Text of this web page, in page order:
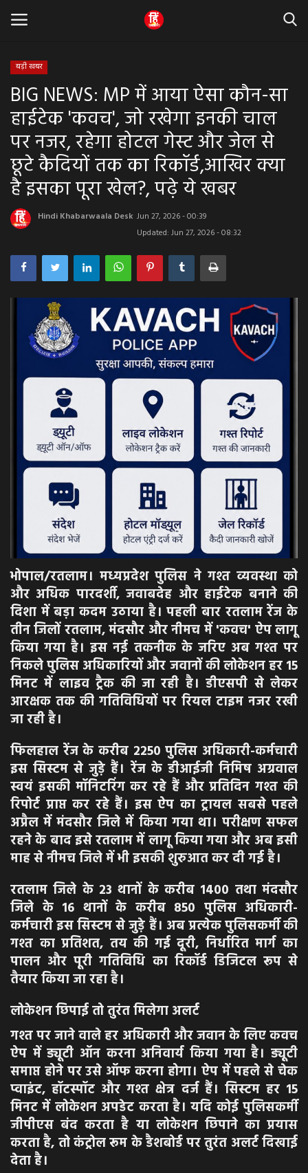
Home
धर्म & ज्योतिष
बड़ी खबर
मध्यप्रदेश
राजस्थान
व्यापार व्यवसाय
राजनीती
अपराध
मनोरंजन
एजुकेशन & करियर
हेल्थ & लाइफ स्टाइल
Gallery
बड़ी खबर
BIG NEWS: MP में आया ऐसा कौन-सा
हाईटेक 'कवच', जो रखेगा इनकी चाल
पर नजर, रहेगा होटल गेस्ट और जेल से
छूटे कैदियों तक का रिकॉर्ड,आखिर क्या
है इसका पूरा खेल?, पढ़े ये खबर
Hindi Khabarwaala Desk Jun 27, 2026 - 00:39
Updated: Jun 27, 2026 - 08:32
भोपाल/रतलाम। मध्यप्रदेश पुलिस ने गश्त व्यवस्था को
और अधिक पारदर्शी, जवाबदेह और हाईटेक बनाने की
दिशा में बड़ा कदम उठाया है। पहली बार रतलाम रेंज के
तीन जिलों रतलाम, मंदसौर और नीमच में 'कवच' ऐप लागू
किया गया है। इस नई तकनीक के जरिए अब गश्त पर
निकले पुलिस अधिकारियों और जवानों की लोकेशन हर 15
मिनट में लाइव ट्रैक की जा रही है। डीएसपी से लेकर
आरक्षक तक की गतिविधियों पर रियल टाइम नजर रखी
जा रही है।
फिलहाल रेंज के करीब 2250 पुलिस अधिकारी-कर्मचारी
इस सिस्टम से जुड़े हैं। रेंज के डीआईजी निमिष अग्रवाल
स्वयं इसकी मॉनिटरिंग कर रहे हैं और प्रतिदिन गश्त की
रिपोर्ट प्राप्त कर रहे हैं। इस ऐप का ट्रायल सबसे पहले
अप्रैल में मंदसौर जिले में किया गया था। परीक्षण सफल
रहने के बाद इसे रतलाम में लागू किया गया और अब इसी
माह से नीमच जिले में भी इसकी शुरुआत कर दी गई है।
रतलाम जिले के 23 थानों के करीब 1400 तथा मंदसौर
जिले के 16 थानों के करीब 850 पुलिस अधिकारी-
कर्मचारी इस सिस्टम से जुड़े हैं। अब प्रत्येक पुलिसकर्मी की
गश्त का प्रतिशत, तय की गई दूरी, निर्धारित मार्ग का
पालन और पूरी गतिविधि का रिकॉर्ड डिजिटल रूप से
तैयार किया जा रहा है।
लोकेशन छिपाई तो तुरंत मिलेगा अलर्ट
गश्त पर जाने वाले हर अधिकारी और जवान के लिए कवच
ऐप में ड्यूटी ऑन करना अनिवार्य किया गया है। ड्यूटी
समाप्त होने पर उसे ऑफ करना होगा। ऐप में पहले से चेक
प्वाइंट, हॉटस्पॉट और गश्त क्षेत्र दर्ज हैं। सिस्टम हर 15
मिनट में लोकेशन अपडेट करता है। यदि कोई पुलिसकर्मी
जीपीएस बंद करता है या लोकेशन छिपाने का प्रयास
करता है, तो कंट्रोल रूम के डैशबोर्ड पर तुरंत अलर्ट दिखाई
देता है।